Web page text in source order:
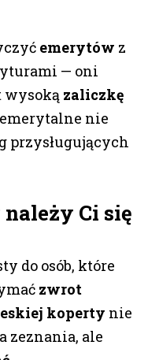
emerytów z
— oni
wysoką zaliczkę
nie
przysługujących
Ci się
do osób, które
zwrot
koperty nie
zeznania, ale